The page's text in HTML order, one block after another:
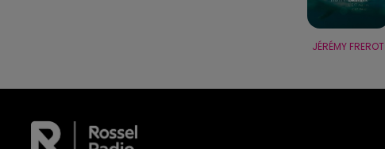
JÉRÉMY FREROT